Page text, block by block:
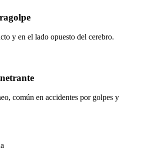
y en el lado opuesto del cerebro.
común en accidentes por golpes y